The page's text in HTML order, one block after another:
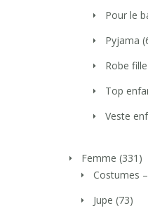
Pour le
Pyjama
Robe fille
Top
Veste
Femme (331)
Costumes
Jupe (73)